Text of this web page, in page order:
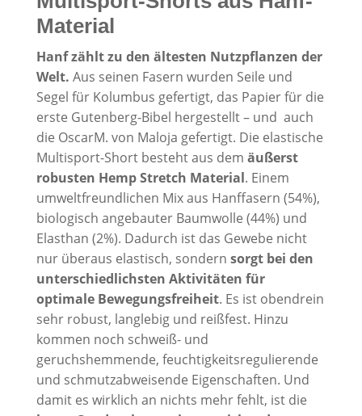
Material
Hanf zählt zu den ältesten Nutzpflanzen der
Welt. Aus seinen Fasern wurden Seile und
Segel für Kolumbus gefertigt, das Papier für die
erste Gutenberg-Bibel hergestellt – und auch
die OscarM. von Maloja gefertigt. Die elastische
Multisport-Short besteht aus dem äußerst
robusten Hemp Stretch Material. Einem
umweltfreundlichen Mix aus Hanffasern (54%),
biologisch angebauter Baumwolle (44%) und
Elasthan (2%). Dadurch ist das Gewebe nicht
nur überaus elastisch, sondern sorgt bei den
unterschiedlichsten Aktivitäten für
optimale Bewegungsfreiheit. Es ist obendrein
sehr robust, langlebig und reißfest. Hinzu
kommen noch schweiß- und
geruchshemmende, feuchtigkeitsregulierende
und schmutzabweisende Eigenschaften. Und
damit es wirklich an nichts mehr fehlt, ist die